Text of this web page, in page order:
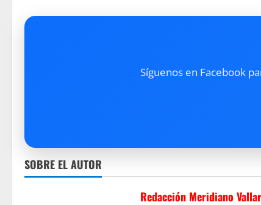
Síguenos en Facebook
SOBRE EL AUTOR
Redacción Meridiano